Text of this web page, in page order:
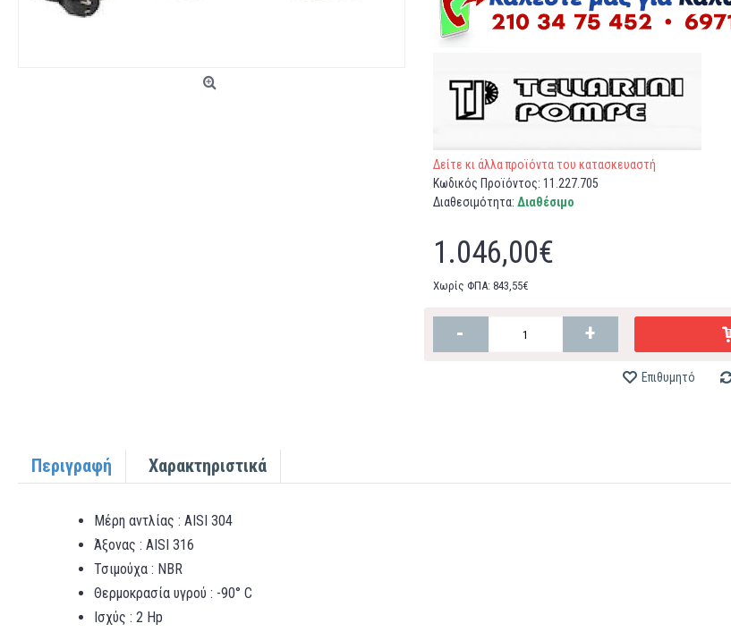
Δείτε κι άλλα προϊόντα του κατασκευαστή
Κωδικός Προϊόντος: 11.227.705
Διαθεσιμότητα: Διαθέσιμο
1.046,00€
Χωρίς ΦΠΑ: 843,55€
- +
Επιθυμητό
Περιγραφή Χαρακτηριστικά
Μέρη αντλίας : AISI 304
Άξονας : AISI 316
Τσιμούχα : NBR
Θερμοκρασία υγρού : -90° C
Ισχύς : 2 Hp